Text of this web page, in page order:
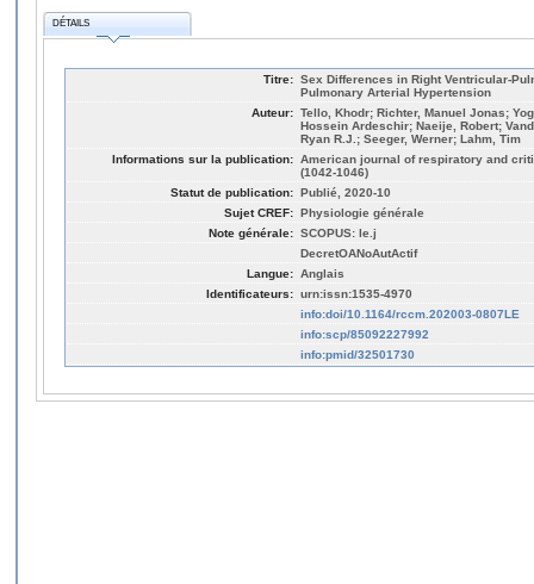
DÉTAILS
Titre: Sex Differences in Right Ventricular-
Pulmonary Arterial Hypertension
Auteur: Tello, Khodr; Richter, Manuel Jonas;
Hossein Ardeschir; Naeije, Robert;
Ryan R.J.; Seeger, Werner; Lahm, Tim
Informations sur la publication: American journal of respiratory and
(1042-1046)
Statut de publication: Publié, 2020-10
Sujet CREF: Physiologie générale
Note générale: SCOPUS: le.j
DecretOANoAutActif
Langue: Anglais
Identificateurs: urn:issn:1535-4970
info:doi/10.1164/rccm.202003-0807LE
info:scp/85092227992
info:pmid/32501730